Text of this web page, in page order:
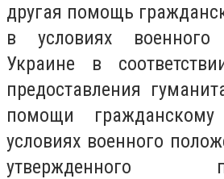
другая помощь
в условиях
Украине в
предоставления
помощи
условиях военного
утвержденного